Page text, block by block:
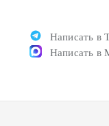
Написать в
Написать в